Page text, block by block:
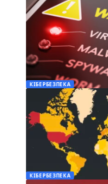
КІБЕРБЕЗПЕКА
КІБЕРБЕЗПЕКА